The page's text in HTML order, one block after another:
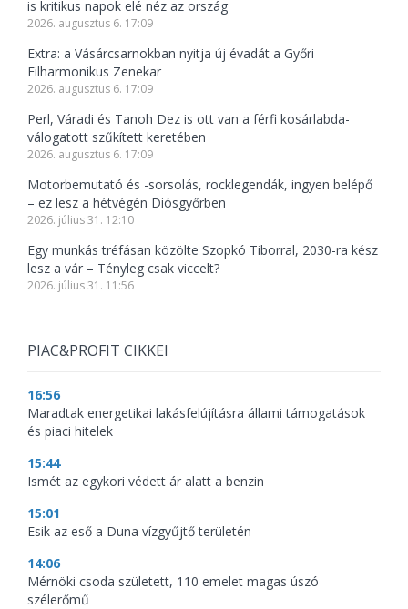
is kritikus napok elé néz az ország
2026. augusztus 6. 17:09
Extra: a Vásárcsarnokban nyitja új évadát a Győri
Filharmonikus Zenekar
2026. augusztus 6. 17:09
Perl, Váradi és Tanoh Dez is ott van a férfi kosárlabda-
válogatott szűkített keretében
2026. augusztus 6. 17:09
Motorbemutató és -sorsolás, rocklegendák, ingyen belépő
– ez lesz a hétvégén Diósgyőrben
2026. július 31. 12:10
Egy munkás tréfásan közölte Szopkó Tiborral, 2030-ra kész
lesz a vár – Tényleg csak viccelt?
2026. július 31. 11:56
PIAC&PROFIT CIKKEI
16:56
Maradtak energetikai lakásfelújításra állami támogatások
és piaci hitelek
15:44
Ismét az egykori védett ár alatt a benzin
15:01
Esik az eső a Duna vízgyűjtő területén
14:06
Mérnöki csoda született, 110 emelet magas úszó
szélerőmű